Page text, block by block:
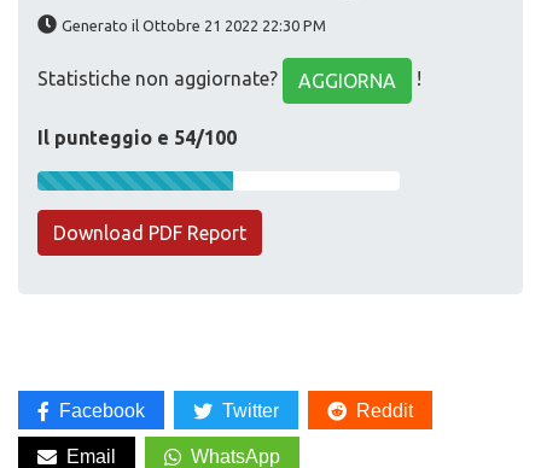
Generato il Ottobre 21 2022 22:30 PM
Statistiche non aggiornate? AGGIORNA !
Il punteggio e 54/100
Download PDF Report
Facebook Twitter Reddit
Email WhatsApp